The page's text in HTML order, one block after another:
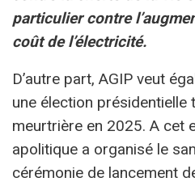
particulier contre
coût de l’électricité.
D’autre part, AGIP veut
une élection présidentielle
meurtrière en 2025. A cet
apolitique a organisé le
cérémonie de lancement